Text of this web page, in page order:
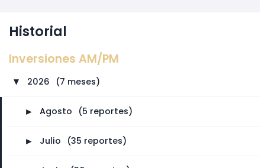
Historial
Inversiones AM/PM
► 2026 (7 meses)
► Agosto (5 reportes)
► Julio (35 reportes)